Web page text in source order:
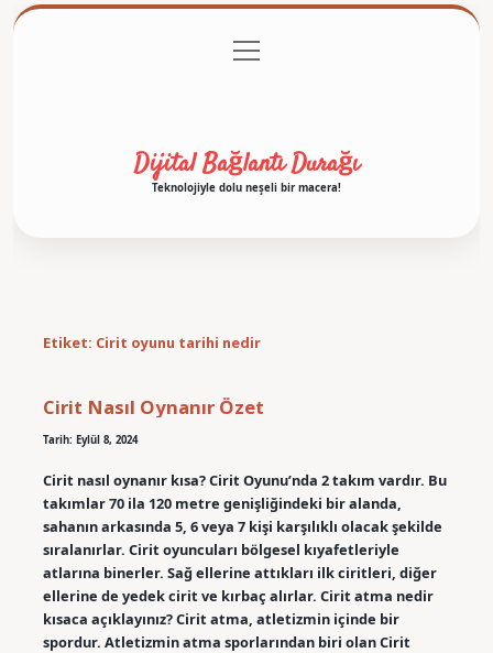
Gizlilik Politikası
menüyü
aç
Dijital Bağlantı Durağı
Teknolojiyle dolu neşeli bir macera!
Etiket: Cirit oyunu tarihi nedir
Cirit Nasıl Oynanır Özet
Tarih: Eylül 8, 2024
Cirit nasıl oynanır kısa? Cirit Oyunu’nda 2 takım vardır. Bu
takımlar 70 ila 120 metre genişliğindeki bir alanda,
sahanın arkasında 5, 6 veya 7 kişi karşılıklı olacak şekilde
sıralanırlar. Cirit oyuncuları bölgesel kıyafetleriyle
atlarına binerler. Sağ ellerine attıkları ilk ciritleri, diğer
ellerine de yedek cirit ve kırbaç alırlar. Cirit atma nedir
kısaca açıklayınız? Cirit atma, atletizmin içinde bir
spordur. Atletizmin atma sporlarından biri olan Cirit